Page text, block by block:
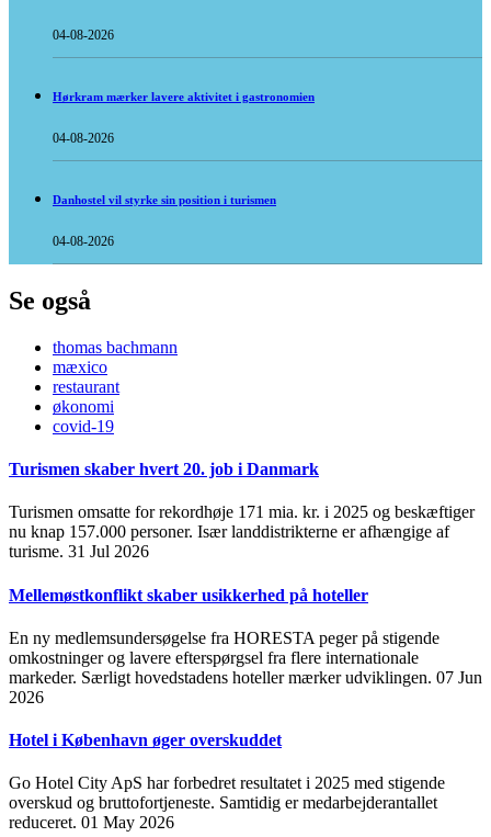
04-08-2026
Hørkram mærker lavere aktivitet i gastronomien
04-08-2026
Danhostel vil styrke sin position i turismen
04-08-2026
Se også
thomas bachmann
mæxico
restaurant
økonomi
covid-19
Turismen skaber hvert 20. job i Danmark
Turismen omsatte for rekordhøje 171 mia. kr. i 2025 og beskæftiger
nu knap 157.000 personer. Især landdistrikterne er afhængige af
turisme. 31 Jul 2026
Mellemøstkonflikt skaber usikkerhed på hoteller
En ny medlemsundersøgelse fra HORESTA peger på stigende
omkostninger og lavere efterspørgsel fra flere internationale
markeder. Særligt hovedstadens hoteller mærker udviklingen. 07 Jun
2026
Hotel i København øger overskuddet
Go Hotel City ApS har forbedret resultatet i 2025 med stigende
overskud og bruttofortjeneste. Samtidig er medarbejderantallet
reduceret. 01 May 2026